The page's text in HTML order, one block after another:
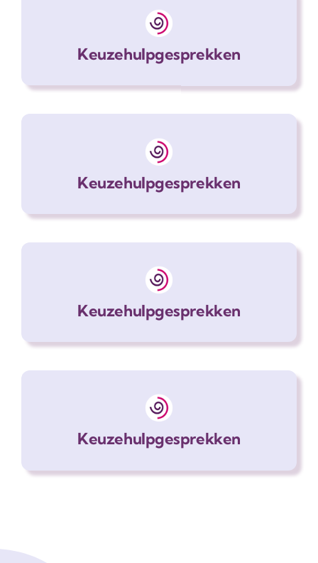
Keuzehulpgesprekken
Keuzehulpgesprekken
Keuzehulpgesprekken
Keuzehulpgesprekken